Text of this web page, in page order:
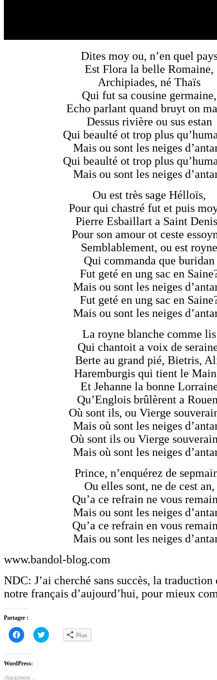
Dites moy ou, n’en quel
Est Flora la belle Romaine,
Archipiades, né Thaïs
Qui fut sa cousine germaine,
Echo parlant quand bruyt on
Dessus rivière ou sus estan
Qui beaulté ot trop plus
Mais ou sont les neiges
Qui beaulté ot trop plus
Mais ou sont les neiges
Ou est très sage Hélloïs,
Pour qui chastré fut et puis
Pierre Esbaillart a Saint
Pour son amour ot ceste
Semblablement, ou est royne
Qui commanda que buridan
Fut geté en ung sac en
Mais ou sont les neiges
Fut geté en ung sac en
Mais ou sont les neiges
La royne blanche comme lis
Qui chantoit a voix de
Berte au grand pié, Bietris,
Haremburgis qui tient le
Et Jehanne la bonne
Qu’Englois brûlèrent a
Où sont ils, ou Vierge
Mais où sont les neiges
Où sont ils ou Vierge
Mais où sont les neiges
Prince, n’enquérez de
Ou elles sont, ne de cest an,
Qu’a ce refrain ne vous
Mais ou sont les neiges
Qu’a ce refrain en vous
Mais ou sont les neiges
www.bandol-blog.com
NDC: J’ai cherché sans succès, la traduction
notre français d’aujourd’hui, pour mieux
Partager :
Cliquez
pour
partager
Facebook(ouvre
dans
une
Cliquez
pour Plus
WordPress:
chargement…